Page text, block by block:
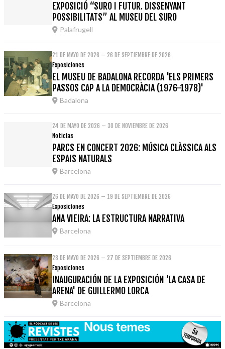
EXPOSICIÓ “SURO I FUTUR. DISSENYANT
POSSIBILITATS” AL MUSEU DEL SURO
Palafrugell
21 DE MAYO DE 2026 – 26 DE SEPTIEMBRE DE 2026
Exposiciones
EL MUSEU DE BADALONA RECORDA 'ELS PRIMERS
PASSOS CAP A LA DEMOCRÀCIA (1976-1978)'
Badalona
24 DE MAYO DE 2026 – 30 DE NOVIEMBRE DE 2026
Noticias
PARCS EN CONCERT 2026: MÚSICA CLÀSSICA ALS
ESPAIS NATURALS
Barcelona
26 DE MAYO DE 2026 – 19 DE SEPTIEMBRE DE 2026
Exposiciones
ANA VIEIRA: LA ESTRUCTURA NARRATIVA
Barcelona
28 DE MAYO DE 2026 – 27 DE SEPTIEMBRE DE 2026
Exposiciones
INAUGURACIÓN DE LA EXPOSICIÓN 'LA CASA DE
ARENA' DE GUILLERMO LORCA
Barcelona